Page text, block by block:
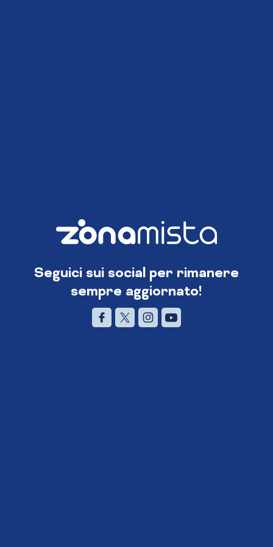
Seguici sui social per rimanere
sempre aggiornato!